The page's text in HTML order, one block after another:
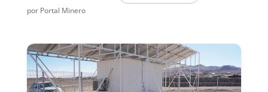
por Portal Minero